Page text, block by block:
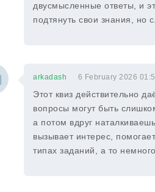
двусмысленные ответы, и
подтянуть свои знания, но
arkadash 6 February 2026
Этот квиз действительно
вопросы могут быть
а потом вдруг
вызывает интерес,
типах заданий, а то